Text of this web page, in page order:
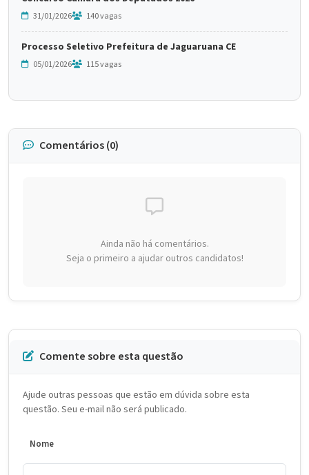
31/01/2026 140 vagas
Processo Seletivo Prefeitura de Jaguaruana CE
05/01/2026 115 vagas
Comentários (0)
Ainda não há comentários.
Seja o primeiro a ajudar outros candidatos!
Comente sobre esta questão
Ajude outras pessoas que estão em dúvida sobre esta
questão. Seu e-mail não será publicado.
Nome